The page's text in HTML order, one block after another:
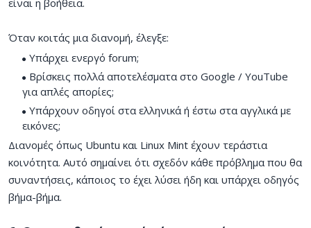
Όταν κοιτάς μια διανομή, έλεγξε:
Υπάρχει ενεργό forum;
Βρίσκεις πολλά αποτελέσματα στο Google / YouTube
για απλές απορίες;
Υπάρχουν οδηγοί στα ελληνικά ή έστω στα αγγλικά με
εικόνες;
Διανομές όπως Ubuntu και Linux Mint έχουν τεράστια
κοινότητα. Αυτό σημαίνει ότι σχεδόν κάθε πρόβλημα που θα
συναντήσεις, κάποιος το έχει λύσει ήδη και υπάρχει οδηγός
βήμα-βήμα.